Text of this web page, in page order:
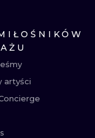
artyści